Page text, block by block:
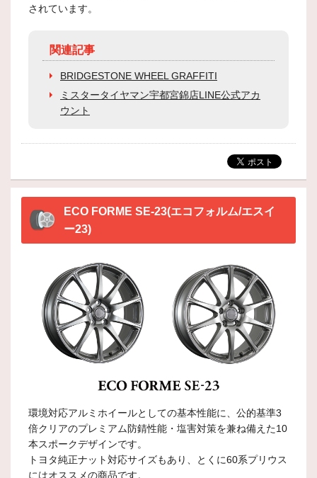
されています。
関連記事
BRIDGESTONE WHEEL GRAFFITI
ミスタータイヤマン宇都宮錦店LINE公式アカ
ウント
ECO FORME SE-23(エコフォルム/エスイ
ー23)
環境対応アルミホイールとしての基本性能に、公的基準3
倍クリアのプレミアム防錆性能・塩害対策を兼ね備えた10
本スポークデザインです。
トヨタ純正ナット対応サイズもあり、とくに60系プリウス
にはオススメの商品です。